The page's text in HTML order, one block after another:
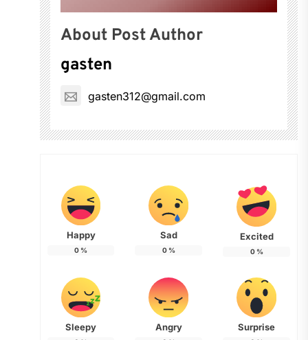
About Post Author
gasten
gasten312@gmail.com
Happy
0 %
Sad
0%
Excited
0%
Sleepy Angry Surprise